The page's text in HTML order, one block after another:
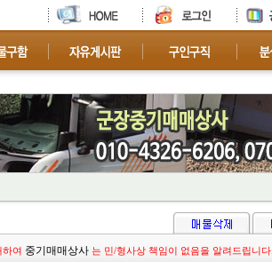
합니다.
하여 중기매매상사 는 민/형사상 책임이 없음을 알려드립니다.